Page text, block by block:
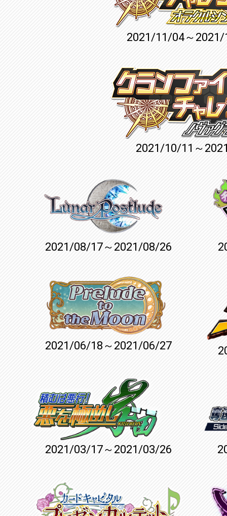
2021/11/04～
2021/10/11～
2021/08/17～2021/08/26
2021/06/18～2021/06/27
2021/03/17～2021/03/26